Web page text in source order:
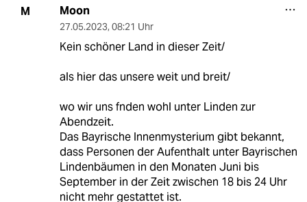
M Moon
27.05.2023, 08:21 Uhr
Kein schöner Land in dieser Zeit/
als hier das unsere weit und breit/
wo wir uns fnden wohl unter Linden zur
Abendzeit.
Das Bayrische Innenmysterium gibt bekannt,
dass Personen der Aufenthalt unter Bayrischen
Lindenbäumen in den Monaten Juni bis
September in der Zeit zwischen 18 bis 24 Uhr
nicht mehr gestattet ist.